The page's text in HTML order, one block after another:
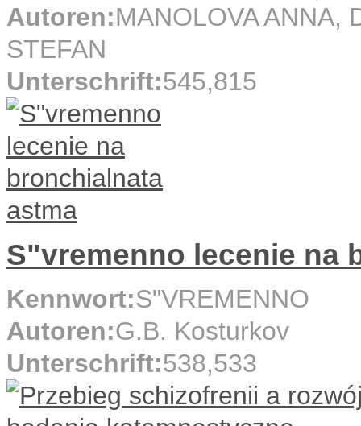
Autoren:MANOLOVA ANNA,
STEFAN
Unterschrift:545,815
S"vremenno lecenie na
Kennwort:S"VREMENNO
Autoren:G.B. Kosturkov
Unterschrift:538,533